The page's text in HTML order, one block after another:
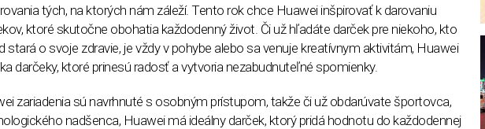
tých, na ktorých nám záleží. Tento rok chce Huawei inšpirovať k darovaniu
ktoré skutočne obohatia každodenný život. Či už hľadáte darček pre niekoho, kto
d stará o svoje zdravie, je vždy v pohybe alebo sa venuje kreatívnym aktivitám, Huawei
darčeky, ktoré prinesú radosť a vytvoria nezabudnuteľné spomienky.
zariadenia sú navrhnuté s osobným prístupom, takže či už obdarúvate športovca,
ého nadšenca, Huawei má ideálny darček, ktorý pridá hodnotu do každodennej